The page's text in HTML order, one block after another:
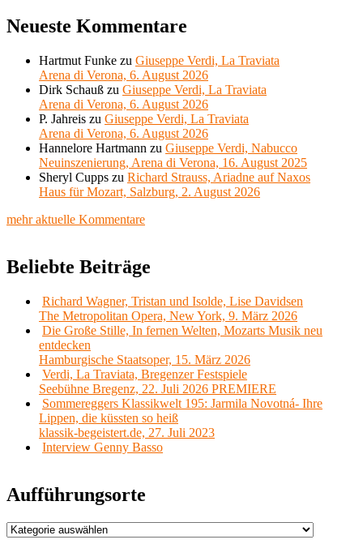
Neueste Kommentare
Hartmut Funke zu Giuseppe Verdi, La Traviata
Arena di Verona, 6. August 2026
Dirk Schauß zu Giuseppe Verdi, La Traviata
Arena di Verona, 6. August 2026
P. Jahreis zu Giuseppe Verdi, La Traviata
Arena di Verona, 6. August 2026
Hannelore Hartmann zu Giuseppe Verdi, Nabucco
Neuinszenierung, Arena di Verona, 16. August 2025
Sheryl Cupps zu Richard Strauss, Ariadne auf Naxos
Haus für Mozart, Salzburg, 2. August 2026
mehr aktuelle Kommentare
Beliebte Beiträge
Richard Wagner, Tristan und Isolde, Lise Davidsen
The Metropolitan Opera, New York, 9. März 2026
Die Große Stille, In fernen Welten, Mozarts Musik neu
entdecken
Hamburgische Staatsoper, 15. März 2026
Verdi, La Traviata, Bregenzer Festspiele
Seebühne Bregenz, 22. Juli 2026 PREMIERE
Sommereggers Klassikwelt 195: Jarmila Novotná- Ihre
Lippen, die küssten so heiß
klassik-begeistert.de, 27. Juli 2023
Interview Genny Basso
Aufführungsorte
Aufführungsorte